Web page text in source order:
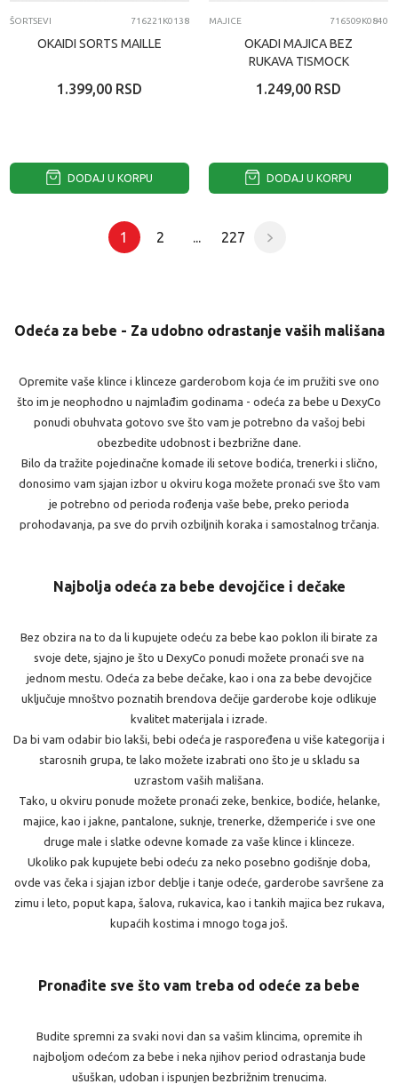
ŠORTSEVI 716221K0138
OKAIDI SORTS MAILLE
1.399,00 RSD
DODAJ U KORPU
MAJICE 716509K0840
OKADI MAJICA BEZ
RUKAVA TISMOCK
1.249,00 RSD
DODAJ U KORPU
1 2 ... 227
Odeća za bebe - Za udobno odrastanje vaših mališana
Opremite vaše klince i klinceze garderobom koja će im pružiti sve ono
što im je neophodno u najmlađim godinama - odeća za bebe u DexyCo
ponudi obuhvata gotovo sve što vam je potrebno da vašoj bebi
obezbedite udobnost i bezbrižne dane.
Bilo da tražite pojedinačne komade ili setove bodića, trenerki i slično,
donosimo vam sjajan izbor u okviru koga možete pronaći sve što vam
je potrebno od perioda rođenja vaše bebe, preko perioda
prohodavanja, pa sve do prvih ozbiljnih koraka i samostalnog trčanja.
Najbolja odeća za bebe devojčice i dečake
Bez obzira na to da li kupujete odeću za bebe kao poklon ili birate za
svoje dete, sjajno je što u DexyCo ponudi možete pronaći sve na
jednom mestu. Odeća za bebe dečake, kao i ona za bebe devojčice
uključuje mnoštvo poznatih brendova dečije garderobe koje odlikuje
kvalitet materijala i izrade.
Da bi vam odabir bio lakši, bebi odeća je raspoređena u više kategorija i
starosnih grupa, te lako možete izabrati ono što je u skladu sa
uzrastom vaših mališana.
Tako, u okviru ponude možete pronaći zeke, benkice, bodiće, helanke,
majice, kao i jakne, pantalone, suknje, trenerke, džemperiće i sve one
druge male i slatke odevne komade za vaše klince i klinceze.
Ukoliko pak kupujete bebi odeću za neko posebno godišnje doba,
ovde vas čeka i sjajan izbor deblje i tanje odeće, garderobe savršene za
zimu i leto, poput kapa, šalova, rukavica, kao i tankih majica bez rukava,
kupaćih kostima i mnogo toga još.
Pronađite sve što vam treba od odeće za bebe
Budite spremni za svaki novi dan sa vašim klincima, opremite ih
najboljom odećom za bebe i neka njihov period odrastanja bude
ušuškan, udoban i ispunjen bezbrižnim trenucima.